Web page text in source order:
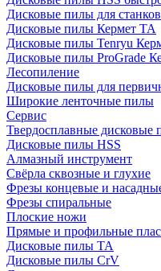
Дисковые пилы для
Дисковые пилы Кермет ТА
Дисковые пилы Tenryu
Дисковые пилы ProGrade
Лесопиление
Дисковые пилы для
Широкие ленточные пилы
Сервис
Твердосплавные дисковые
Дисковые пилы HSS
Алмазный инструмент
Свёрла сквозные и глухие
Фрезы концевые и
Фрезы спиральные
Плоские ножи
Прямые и профильные
Дисковые пилы TA
Дисковые пилы CrV